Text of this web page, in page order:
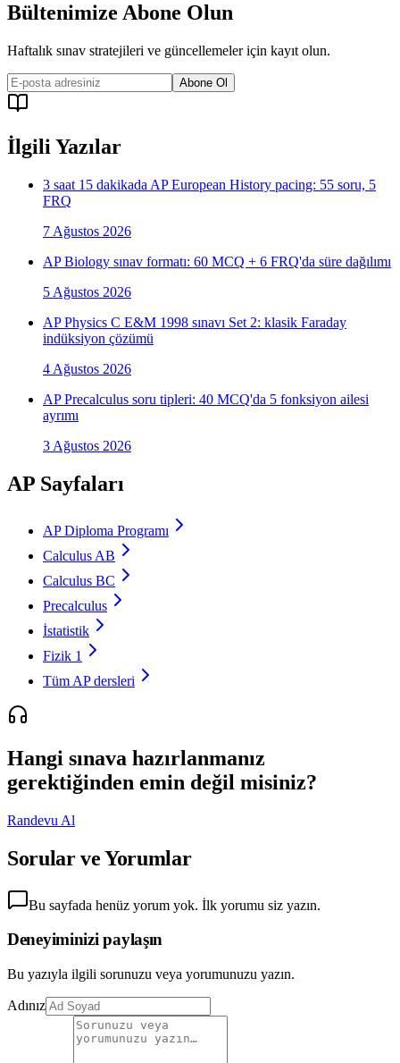
Bültenimize Abone Olun
Haftalık sınav stratejileri ve güncellemeler için kayıt olun.
Abone Ol
İlgili Yazılar
3 saat 15 dakikada AP European History pacing: 55 soru, 5
FRQ
7 Ağustos 2026
AP Biology sınav formatı: 60 MCQ + 6 FRQ'da süre dağılımı
5 Ağustos 2026
AP Physics C E&M 1998 sınavı Set 2: klasik Faraday
indüksiyon çözümü
4 Ağustos 2026
AP Precalculus soru tipleri: 40 MCQ'da 5 fonksiyon ailesi
ayrımı
3 Ağustos 2026
AP Sayfaları
AP Diploma Programı
Calculus AB
Calculus BC
Precalculus
İstatistik
Fizik 1
Tüm AP dersleri
Hangi sınava hazırlanmanız
gerektiğinden emin değil misiniz?
Randevu Al
Sorular ve Yorumlar
Bu sayfada henüz yorum yok. İlk yorumu siz yazın.
Deneyiminizi paylaşın
Bu yazıyla ilgili sorunuzu veya yorumunuzu yazın.
Adınız